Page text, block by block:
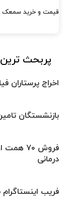
قیمت و خرید سمعک
پربحث ترین
اخراج
بازنشستگان
فروش
درمانی
فریب